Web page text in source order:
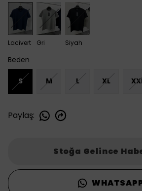
Lacivert Gri Siyah
Beden
S M L XL
Paylaş:
Stoğa Gelince